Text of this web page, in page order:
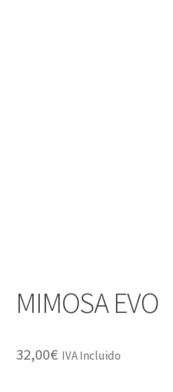
MIMOSA EVO
32,00€ IVA Incluido